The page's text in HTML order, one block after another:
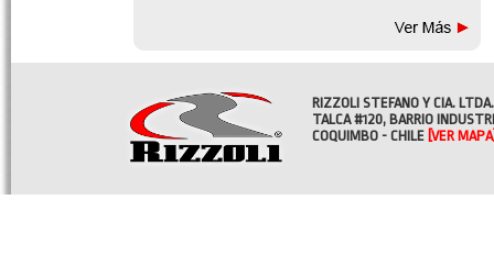
RIZZOLI STEFANO Y CIA. LTDA.
TALCA #120, BARRIO
COQUIMBO - CHILE [VER